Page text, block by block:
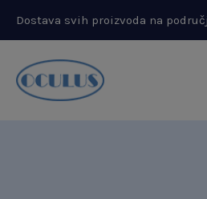
content
Dostava svih proizvoda na